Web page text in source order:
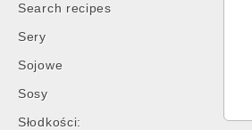
Search recipes
Sery
Sojowe
Sosy
Słodkości: